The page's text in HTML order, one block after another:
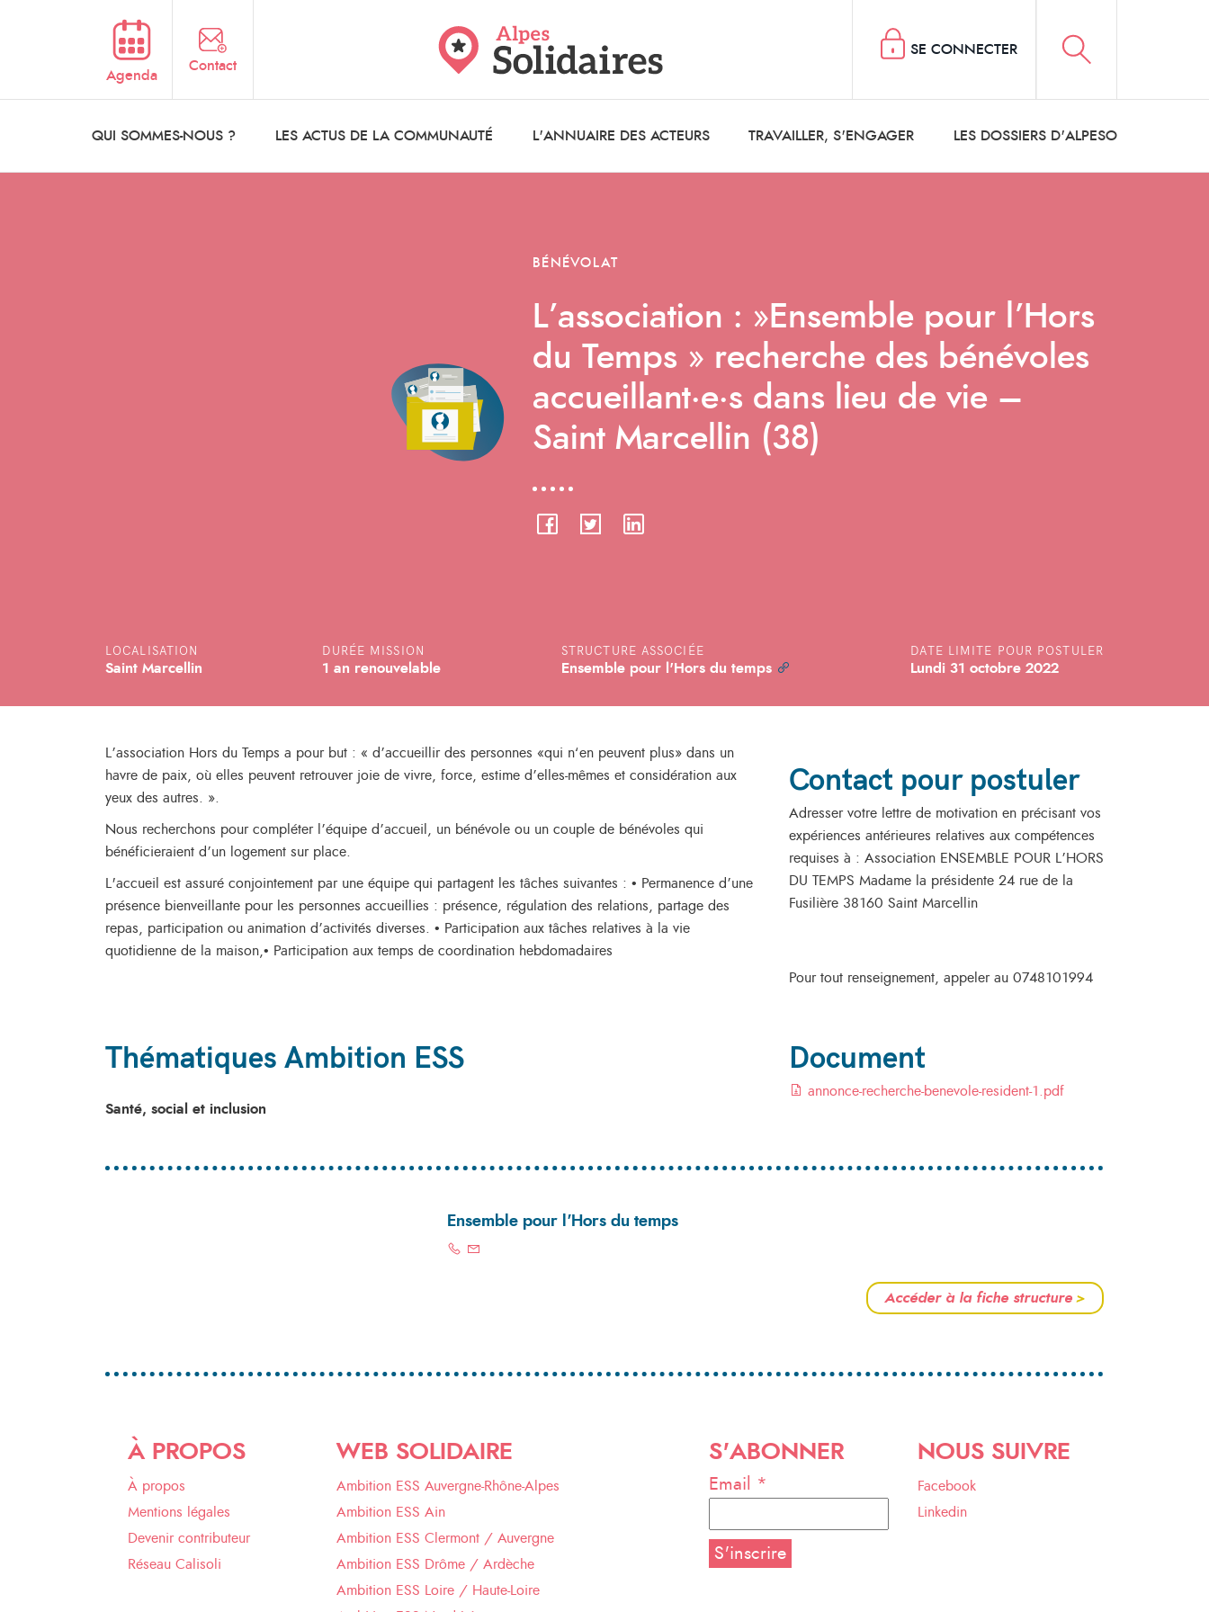
Agenda
Contact
QUI SOMMES-NOUS ? LES ACTUS DE LA COMMUNAUTÉ L'ANNUAIRE DES ACTEURS TRAVAILLER, S'ENGAGER LES DOSSIERS D'ALPESO
SE CONNECTER
BÉNÉVOLAT
L’association : »Ensemble pour l’Hors
du Temps » recherche des bénévoles
accueillant·e·s dans lieu de vie –
Saint Marcellin (38)
LOCALISATION
Saint Marcellin
DURÉE MISSION
1 an renouvelable
STRUCTURE ASSOCIÉE
Ensemble pour l'Hors du temps
DATE LIMITE POUR POSTULER
Lundi 31 octobre 2022
L’association Hors du Temps a pour but : « d’accueillir des personnes «qui n‘en peuvent plus» dans un
havre de paix, où elles peuvent retrouver joie de vivre, force, estime d’elles-mêmes et considération aux
yeux des autres. ».
Nous recherchons pour compléter l’équipe d’accueil, un bénévole ou un couple de bénévoles qui
bénéficieraient d’un logement sur place.
L'accueil est assuré conjointement par une équipe qui partagent les tâches suivantes : • Permanence d’une
présence bienveillante pour les personnes accueillies : présence, régulation des relations, partage des
repas, participation ou animation d’activités diverses. • Participation aux tâches relatives à la vie
quotidienne de la maison,• Participation aux temps de coordination hebdomadaires
Thématiques Ambition ESS
Santé, social et inclusion
Contact pour postuler
Adresser votre lettre de motivation en précisant vos
expériences antérieures relatives aux compétences
requises à : Association ENSEMBLE POUR L’HORS
DU TEMPS Madame la présidente 24 rue de la
Fusilière 38160 Saint Marcellin
Pour tout renseignement, appeler au 0748101994
Document
annonce-recherche-benevole-resident-1.pdf
Ensemble pour l'Hors du temps
Accéder à la fiche structure>
À PROPOS
À propos
Mentions légales
Devenir contributeur
Réseau Calisoli
WEB SOLIDAIRE
Ambition ESS Auvergne-Rhône-Alpes
Ambition ESS Ain
Ambition ESS Clermont / Auvergne
Ambition ESS Drôme / Ardèche
Ambition ESS Loire / Haute-Loire
S'ABONNER
Email *
NOUS SUIVRE
Facebook
Linkedin